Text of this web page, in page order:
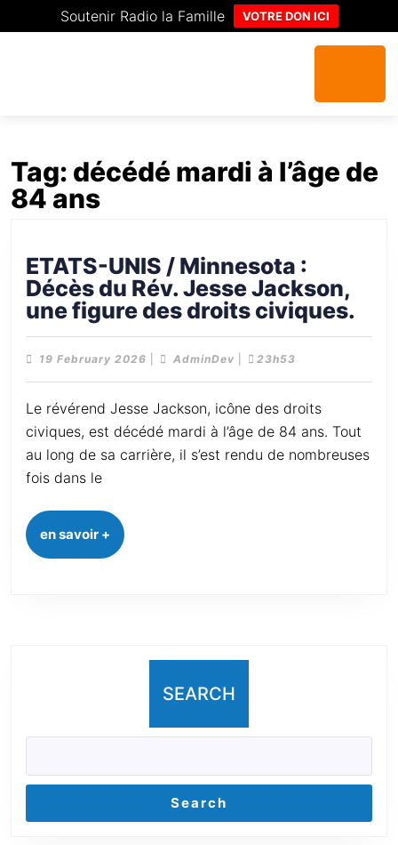
Soutenir Radio la Famille VOTRE DON ICI
Tag: décédé mardi à l’âge de
84 ans
ETATS-UNIS / Minnesota :
Décès du Rév. Jesse Jackson,
une figure des droits civiques.
19 February 2026 AdminDev 23h53
Le révérend Jesse Jackson, icône des droits
civiques, est décédé mardi à l’âge de 84 ans. Tout
au long de sa carrière, il s’est rendu de nombreuses
fois dans le
en savoir +
SEARCH
Search